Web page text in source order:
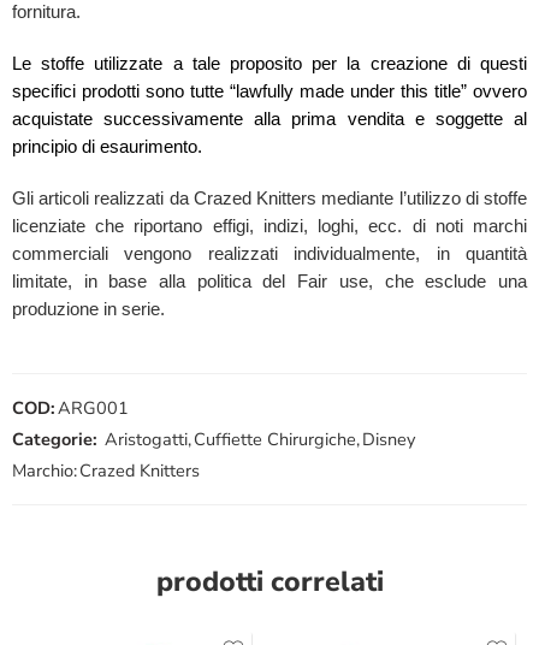
fornitura.
Le stoffe utilizzate a tale proposito per la creazione di questi
specifici prodotti sono tutte “lawfully made under this title” ovvero
acquistate successivamente alla prima vendita e soggette al
principio di esaurimento.
Gli articoli realizzati da Crazed Knitters mediante l’utilizzo di stoffe
licenziate che riportano effigi, indizi, loghi, ecc. di noti marchi
commerciali vengono realizzati individualmente, in quantità
limitate, in base alla politica del Fair use, che esclude una
produzione in serie.
COD:ARG001
Categorie: Aristogatti,Cuffiette Chirurgiche,Disney
Marchio:Crazed Knitters
prodotti correlati